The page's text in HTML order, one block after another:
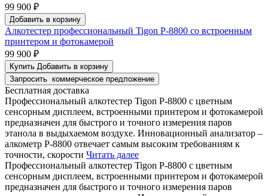
99 900 ₽
Добавить в корзину
Алкотестер профессиональный Tigon P-8800 со встроенным
принтером и фотокамерой
99 900 ₽
Купить Добавить в корзину
Запросить коммерческое предложение
Бесплатная доставка
Профессиональный алкотестер Tigon P-8800 с цветным
сенсорным дисплеем, встроенными принтером и фотокамерой
предназначен для быстрого и точного измерения паров
этанола в выдыхаемом воздухе. Инновационный анализатор –
алкометр P-8800 отвечает самым высоким требованиям к
точности, скорости Читать далее
Профессиональный алкотестер Tigon P-8800 с цветным
сенсорным дисплеем, встроенными принтером и фотокамерой
предназначен для быстрого и точного измерения паров